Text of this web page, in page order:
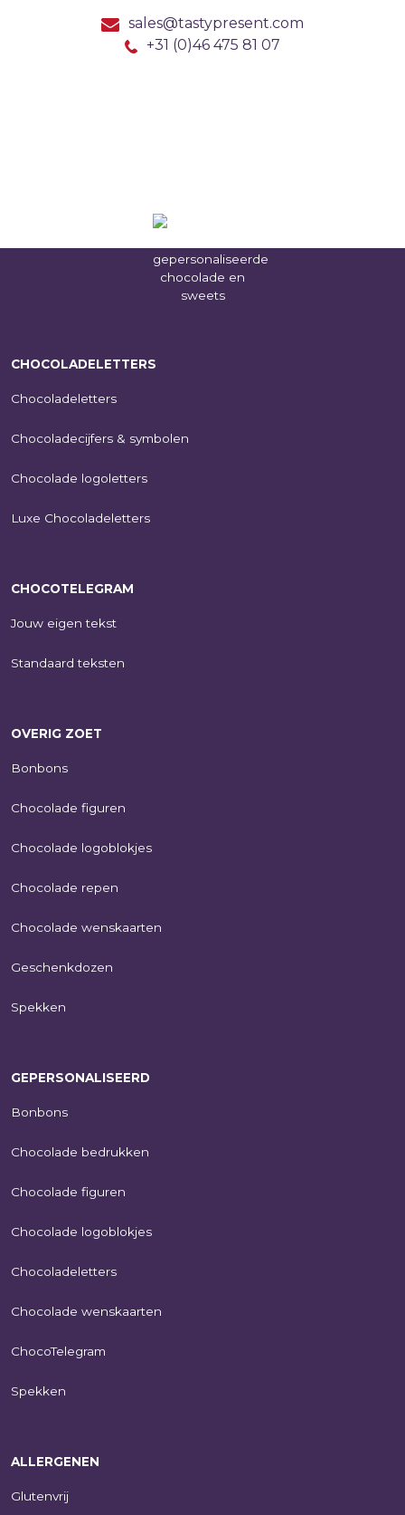
sales@tastypresent.com
+31 (0)46 475 81 07
CHOCOLADELETTERS
Chocoladeletters
Chocoladecijfers & symbolen
Chocolade logoletters
Luxe Chocoladeletters
CHOCOTELEGRAM
Jouw eigen tekst
Standaard teksten
OVERIG ZOET
Bonbons
Chocolade figuren
Chocolade logoblokjes
Chocolade repen
Chocolade wenskaarten
Geschenkdozen
Spekken
GEPERSONALISEERD
Bonbons
Chocolade bedrukken
Chocolade figuren
Chocolade logoblokjes
Chocoladeletters
Chocolade wenskaarten
ChocoTelegram
Spekken
ALLERGENEN
Glutenvrij